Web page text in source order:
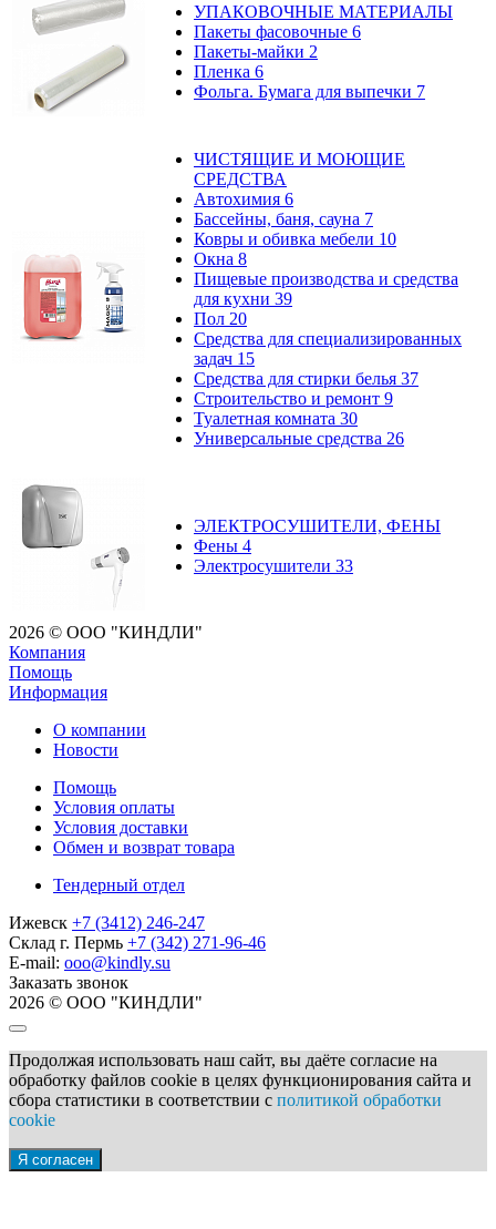
УПАКОВОЧНЫЕ МАТЕРИАЛЫ
Пакеты фасовочные 6
Пакеты-майки 2
Пленка 6
Фольга. Бумага для выпечки 7
ЧИСТЯЩИЕ И МОЮЩИЕ
СРЕДСТВА
Автохимия 6
Бассейны, баня, сауна 7
Ковры и обивка мебели 10
Окна 8
Пищевые производства и средства
для кухни 39
Пол 20
Средства для специализированных
задач 15
Средства для стирки белья 37
Строительство и ремонт 9
Туалетная комната 30
Универсальные средства 26
ЭЛЕКТРОСУШИТЕЛИ, ФЕНЫ
Фены 4
Электросушители 33
2026 © ООО "КИНДЛИ"
Компания
Помощь
Информация
О компании
Новости
Помощь
Условия оплаты
Условия доставки
Обмен и возврат товара
Тендерный отдел
Ижевск +7 (3412) 246-247
Склад г. Пермь +7 (342) 271-96-46
E-mail: ooo@kindly.su
Заказать звонок
2026 © ООО "КИНДЛИ"
Продолжая использовать наш сайт, вы даёте согласие на
обработку файлов cookie в целях функционирования сайта и
сбора статистики в соответствии с политикой обработки
cookie
Я согласен